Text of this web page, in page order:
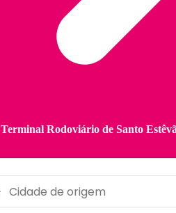
Terminal Rodoviário de Santo